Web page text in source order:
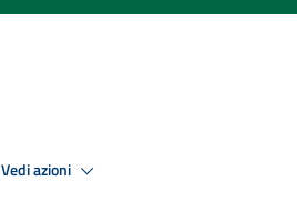
Vedi azioni